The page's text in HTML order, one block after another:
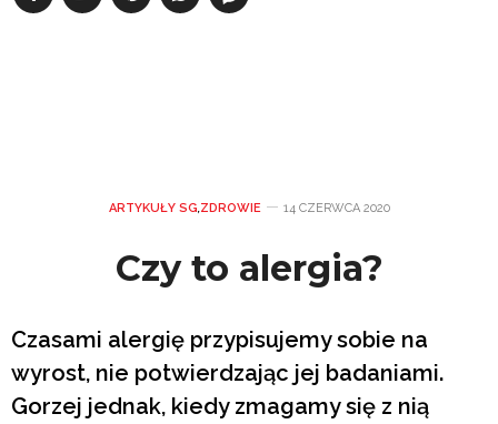
ARTYKUŁY SG,ZDROWIE 14 CZERWCA 2020
Czy to alergia?
Czasami alergię przypisujemy sobie na
wyrost, nie potwierdzając jej badaniami.
Gorzej jednak, kiedy zmagamy się z nią